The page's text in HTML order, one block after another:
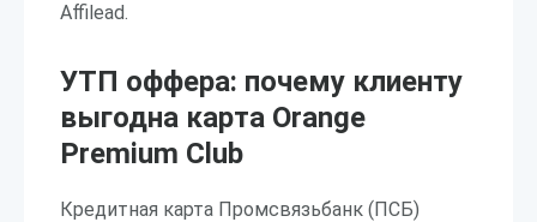
Affilead.
УТП оффера: почему клиенту
выгодна карта Orange
Premium Club
Кредитная карта Промсвязьбанк (ПСБ)